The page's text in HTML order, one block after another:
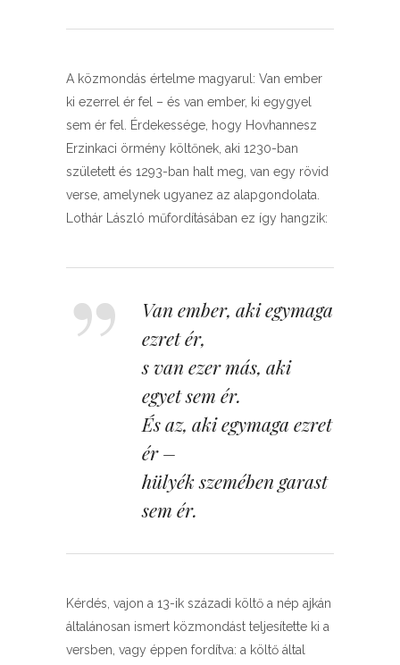
A közmondás értelme magyarul: Van ember
ki ezerrel ér fel – és van ember, ki egygyel
sem ér fel. Érdekessége, hogy Hovhannesz
Erzinkaci örmény költőnek, aki 1230-ban
született és 1293-ban halt meg, van egy rövid
verse, amelynek ugyanez az alapgondolata.
Lothár László műfordításában ez így hangzik:
Van ember, aki egymaga
ezret ér,
s van ezer más, aki
egyet sem ér.
És az, aki egymaga ezret
ér –
hülyék szemében garast
sem ér.
Kérdés, vajon a 13-ik századi költő a nép ajkán
általánosan ismert közmondást teljesítette ki a
versben, vagy éppen fordítva: a költő által